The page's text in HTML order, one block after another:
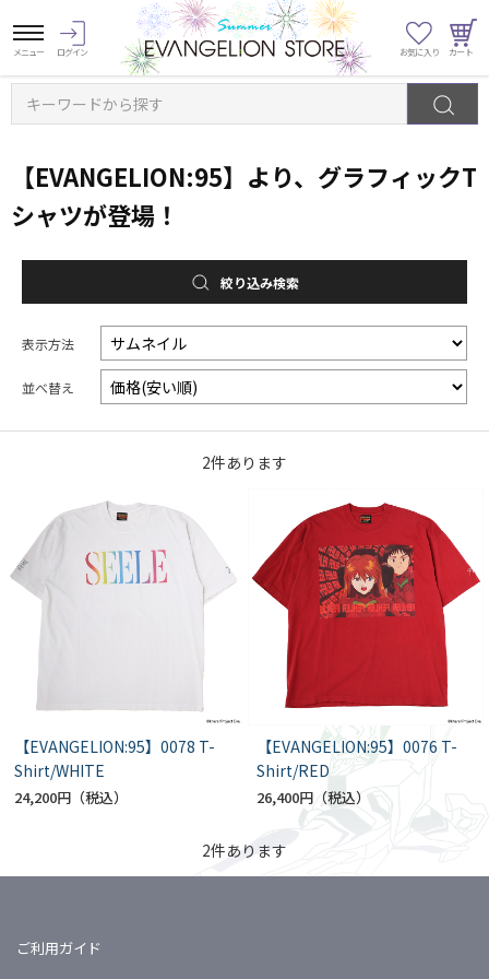
キーワードから探す
【EVANGELION:95】より、グラフィックT
シャツが登場！
絞り込み検索
表示方法
並べ替え
2件あります
【EVANGELION:95】0078 T-
Shirt/WHITE
24,200円
【EVANGELION:95】0076 T-
Shirt/RED
26,400円
2件あります
ご利用ガイド